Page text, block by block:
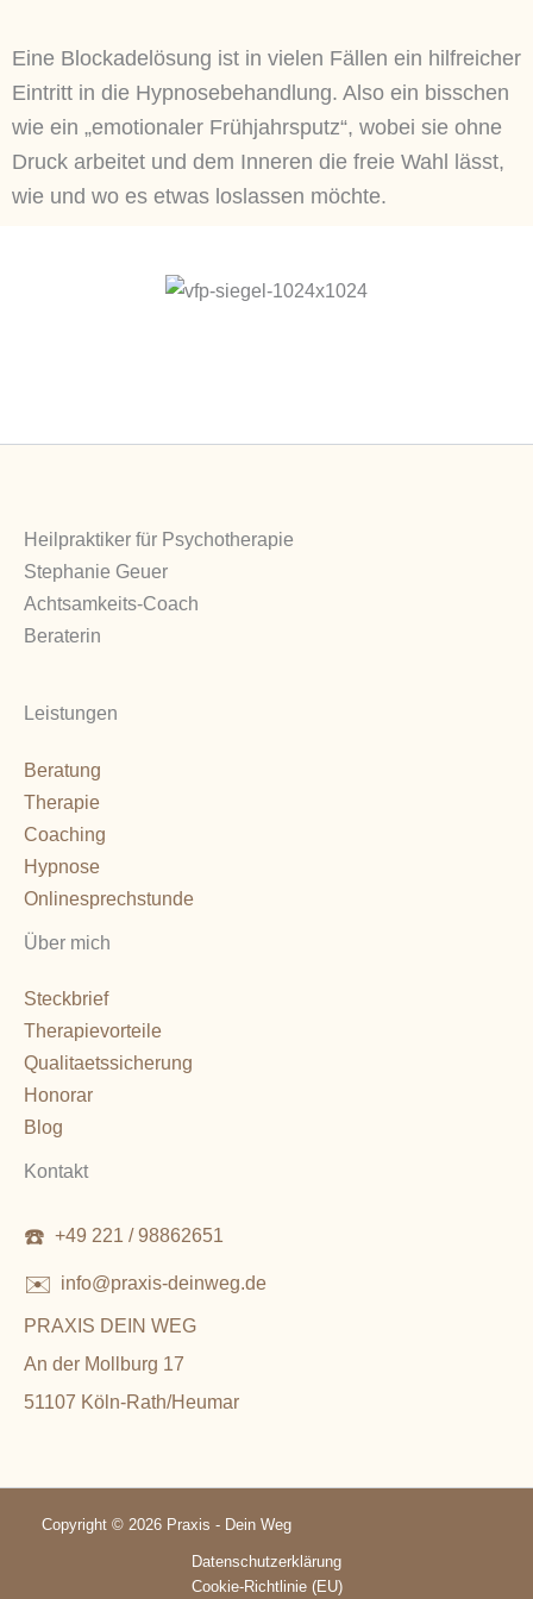
Eine Blockadelösung ist in vielen Fällen ein hilfreicher
Eintritt in die Hypnosebehandlung. Also ein bisschen
wie ein „emotionaler Frühjahrsputz“, wobei sie ohne
Druck arbeitet und dem Inneren die freie Wahl lässt,
wie und wo es etwas loslassen möchte.
Heilpraktiker für Psychotherapie
Stephanie Geuer
Achtsamkeits-Coach
Beraterin
Leistungen
Beratung
Therapie
Coaching
Hypnose
Onlinesprechstunde
Über mich
Steckbrief
Therapievorteile
Qualitaetssicherung
Honorar
Blog
Kontakt
☎️ +49 221 / 98862651
✉️ info@praxis-deinweg.de
PRAXIS DEIN WEG
An der Mollburg 17
51107 Köln-Rath/Heumar
Copyright © 2026 Praxis - Dein Weg
Datenschutzerklärung
Cookie-Richtlinie (EU)